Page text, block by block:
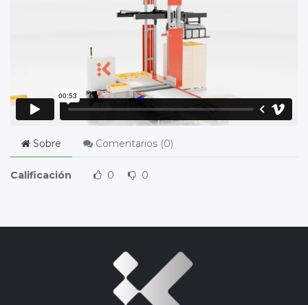
Sobre Comentarios (0)
Calificación 0 0